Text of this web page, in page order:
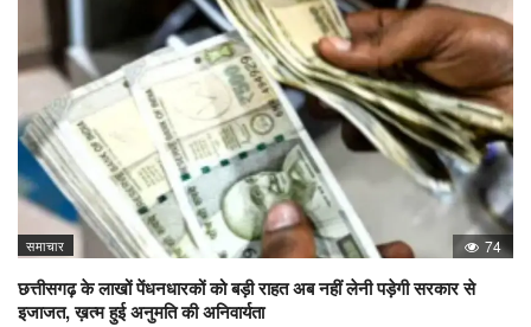
समाचार 74
छत्तीसगढ़ के लाखों पेंधनधारकों को बड़ी राहत अब नहीं लेनी पड़ेगी सरकार से
इजाजत, ख़त्म हुई अनुमति की अनिवार्यता